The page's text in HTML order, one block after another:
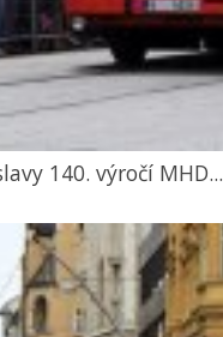
140. výročí MHD...